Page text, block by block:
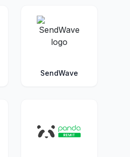
SendWave